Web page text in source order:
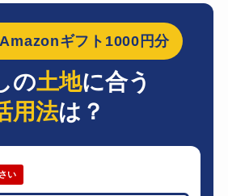
ギフト1000円分
の土地に合う
用法は？
い